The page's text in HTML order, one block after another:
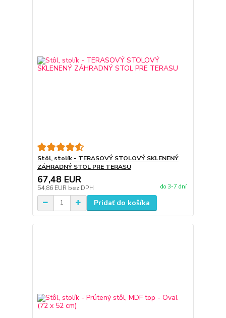
Stôl, stolík - TERASOVÝ STOLOVÝ SKLENENÝ
ZÁHRADNÝ STOL PRE TERASU
67,48 EUR
54,86 EUR bez DPH do 3-7 dní
Pridať do košíka